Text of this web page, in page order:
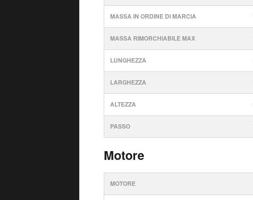
MASSA IN ORDINE DI MARCIA
MASSA RIMORCHIABILE MAX
LUNGHEZZA
LARGHEZZA
ALTEZZA
PASSO
Motore
MOTORE